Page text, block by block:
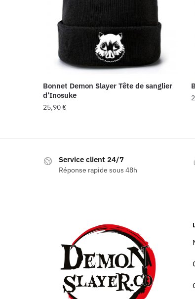
Bonnet Demon Slayer Tête de sanglier
d’Inosuke
25,90€
Service client 24/7
Réponse rapide sous 48h